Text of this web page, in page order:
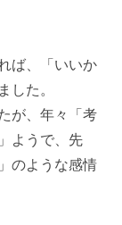
ば、「いいか
した。
が、年々「考
ようで、先
のような感情